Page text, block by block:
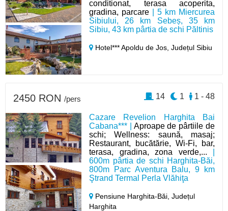
conditionat, terasa acoperita,
gradina, parcare | 5 km Miercurea
Sibiului, 26 km Sebeș, 35 km
Sibiu, 43 km pârtia de schi Păltinis
Hotel*** Apoldu de Jos,Județul Sibiu
Cazare Revelion Harghita Bai
Cabana*** | Aproape de pârtiile de
schi; Wellness: saună, masaj;
Restaurant, bucătărie, Wi-Fi, bar,
terasa, gradina, zona verde,...
600m pârtia de schi Harghita-Băi,
800m Parc Aventura Balu, 9 km
Ştrand Termal Perla Vlăhiţa
Pensiune Harghita-Băi,Județul
Harghita
2450 RON /pers 1 - 48
1
14